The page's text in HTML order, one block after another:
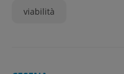
viabilità